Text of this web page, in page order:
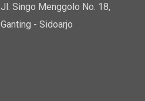
Jl. Singo Menggolo No. 18,
Ganting - Sidoarjo